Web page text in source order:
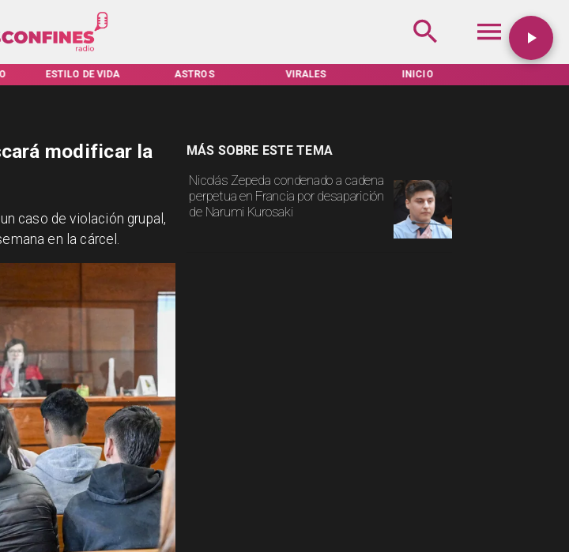
ESTILO DE VIDA ASTROS VIRALES INICIO
Nicolás Zepeda condenado a cadena
perpetua en Francia por desaparición
de Narumi Kurosaki
MÁS SOBRE ESTE TEMA
modificar la
caso de violación grupal,
en la cárcel.